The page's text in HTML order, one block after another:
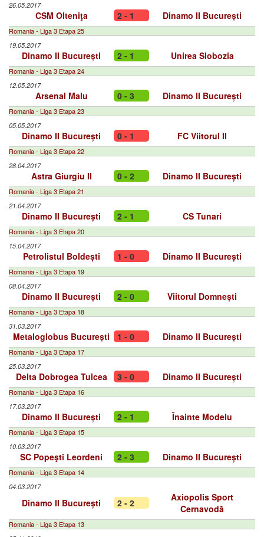
26.05.2017
CSM Olteniţa 2 - 1 Dinamo II București
Romania - Liga 3 Etapa 25
19.05.2017
Dinamo II București 2 - 1 Unirea Slobozia
Romania - Liga 3 Etapa 24
12.05.2017
Arsenal Malu 0 - 3 Dinamo II București
Romania - Liga 3 Etapa 23
05.05.2017
Dinamo II București 0 - 1 FC Viitorul II
Romania - Liga 3 Etapa 22
28.04.2017
Astra Giurgiu II 0 - 2 Dinamo II București
Romania - Liga 3 Etapa 21
21.04.2017
Dinamo II București 2 - 1 CS Tunari
Romania - Liga 3 Etapa 20
15.04.2017
Petrolistul Boldești 1 - 0 Dinamo II București
Romania - Liga 3 Etapa 19
08.04.2017
Dinamo II București 2 - 0 Viitorul Domnești
Romania - Liga 3 Etapa 18
31.03.2017
Metaloglobus București 1 - 0 Dinamo II București
Romania - Liga 3 Etapa 17
25.03.2017
Delta Dobrogea Tulcea 3 - 0 Dinamo II București
Romania - Liga 3 Etapa 16
17.03.2017
Dinamo II București 2 - 1 Înainte Modelu
Romania - Liga 3 Etapa 15
10.03.2017
SC Popeşti Leordeni 2 - 3 Dinamo II București
Romania - Liga 3 Etapa 14
04.03.2017
Dinamo II București 2 - 2
Axiopolis Sport
Cernavodă
Romania - Liga 3 Etapa 13